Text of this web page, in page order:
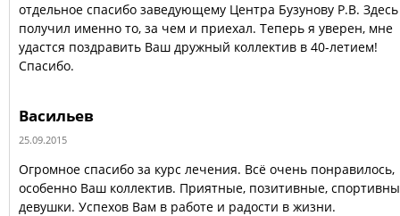
отдельное спасибо заведующему Центра Бузунову Р.В.
получил именно то, за чем и приехал. Теперь я уверен, мне
удастся поздравить Ваш дружный коллектив в 40-летием!
Спасибо.
Васильев
25.09.2015
Огромное спасибо за курс лечения. Всё очень понравилось,
особенно Ваш коллектив. Приятные, позитивные,
девушки. Успехов Вам в работе и радости в жизни.